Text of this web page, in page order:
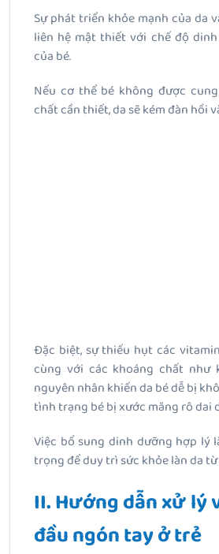
Sự phát triển khỏe mạnh của da
liên hệ mật thiết với chế độ
của bé.
Nếu cơ thể bé không được
chất cần thiết, da sẽ kém đàn hồi
Đặc biệt, sự thiếu hụt các vitamin
cùng với các khoáng chất như
nguyên nhân khiến da bé dễ bị
tình trạng bé bị xước măng rô dai
Việc bổ sung dinh dưỡng hợp lý
trọng để duy trì sức khỏe làn da
II. Hướng dẫn xử lý
đầu ngón tay ở trẻ